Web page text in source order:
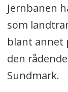
Jernbanen
som
blant annet
den
Sundmark.